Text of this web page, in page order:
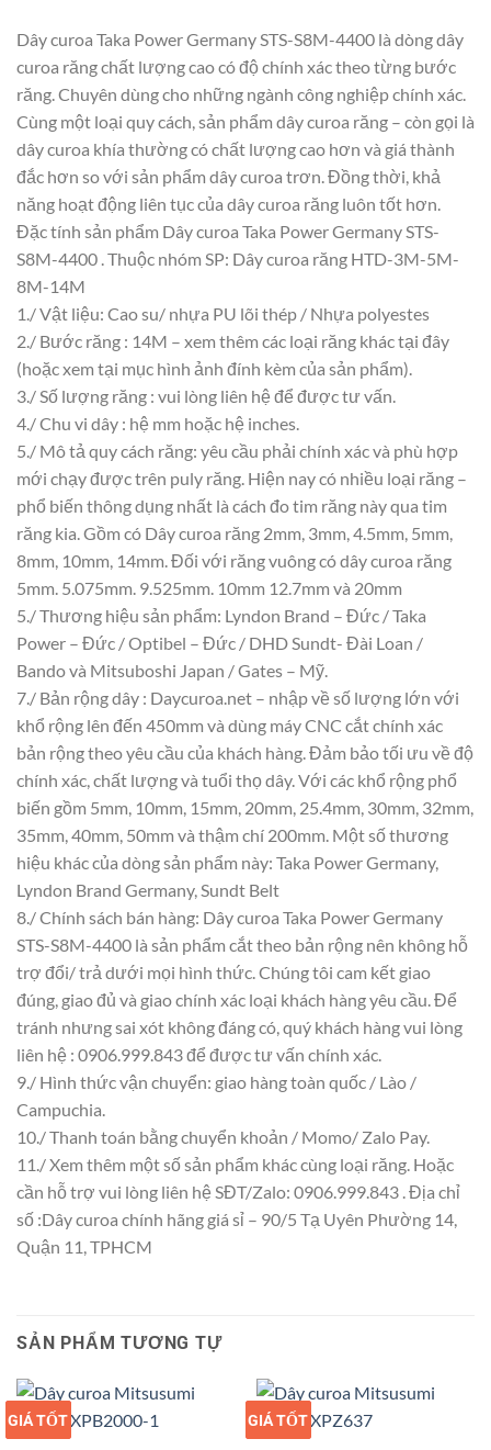
Dây curoa Taka Power Germany STS-S8M-4400 là dòng dây
curoa răng chất lượng cao có độ chính xác theo từng bước
răng. Chuyên dùng cho những ngành công nghiệp chính xác.
Cùng một loại quy cách, sản phẩm dây curoa răng – còn gọi là
dây curoa khía thường có chất lượng cao hơn và giá thành
đắc hơn so với sản phẩm dây curoa trơn. Đồng thời, khả
năng hoạt động liên tục của dây curoa răng luôn tốt hơn.
Đặc tính sản phẩm Dây curoa Taka Power Germany STS-
S8M-4400 . Thuộc nhóm SP: Dây curoa răng HTD-3M-5M-
8M-14M
1./ Vật liệu: Cao su/ nhựa PU lõi thép / Nhựa polyestes
2./ Bước răng : 14M – xem thêm các loại răng khác tại đây
(hoặc xem tại mục hình ảnh đính kèm của sản phẩm).
3./ Số lượng răng : vui lòng liên hệ để được tư vấn.
4./ Chu vi dây : hệ mm hoặc hệ inches.
5./ Mô tả quy cách răng: yêu cầu phải chính xác và phù hợp
mới chạy được trên puly răng. Hiện nay có nhiều loại răng –
phổ biến thông dụng nhất là cách đo tim răng này qua tim
răng kia. Gồm có Dây curoa răng 2mm, 3mm, 4.5mm, 5mm,
8mm, 10mm, 14mm. Đối với răng vuông có dây curoa răng
5mm. 5.075mm. 9.525mm. 10mm 12.7mm và 20mm
5./ Thương hiệu sản phẩm: Lyndon Brand – Đức / Taka
Power – Đức / Optibel – Đức / DHD Sundt- Đài Loan /
Bando và Mitsuboshi Japan / Gates – Mỹ.
7./ Bản rộng dây : Daycuroa.net – nhập về số lượng lớn với
khổ rộng lên đến 450mm và dùng máy CNC cắt chính xác
bản rộng theo yêu cầu của khách hàng. Đảm bảo tối ưu về độ
chính xác, chất lượng và tuổi thọ dây. Với các khổ rộng phổ
biến gồm 5mm, 10mm, 15mm, 20mm, 25.4mm, 30mm, 32mm,
35mm, 40mm, 50mm và thậm chí 200mm. Một số thương
hiệu khác của dòng sản phẩm này: Taka Power Germany,
Lyndon Brand Germany, Sundt Belt
8./ Chính sách bán hàng: Dây curoa Taka Power Germany
STS-S8M-4400 là sản phẩm cắt theo bản rộng nên không hỗ
trợ đổi/ trả dưới mọi hình thức. Chúng tôi cam kết giao
đúng, giao đủ và giao chính xác loại khách hàng yêu cầu. Để
tránh nhưng sai xót không đáng có, quý khách hàng vui lòng
liên hệ : 0906.999.843 để được tư vấn chính xác.
9./ Hình thức vận chuyển: giao hàng toàn quốc / Lào /
Campuchia.
10./ Thanh toán bằng chuyển khoản / Momo/ Zalo Pay.
11./ Xem thêm một số sản phẩm khác cùng loại răng. Hoặc
cần hỗ trợ vui lòng liên hệ SĐT/Zalo: 0906.999.843 . Địa chỉ
số :Dây curoa chính hãng giá sỉ – 90/5 Tạ Uyên Phường 14,
Quận 11, TPHCM
SẢN PHẨM TƯƠNG TỰ
GIÁ SỈ
GIÁ TỐT GIÁ SỈ
GIÁ TỐT